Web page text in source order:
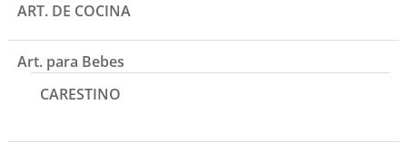
ART. DE COCINA
Art. para Bebes
CARESTINO